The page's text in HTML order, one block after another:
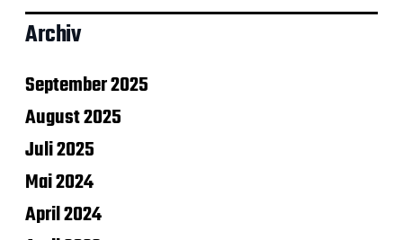
Archiv
September 2025
August 2025
Juli 2025
Mai 2024
April 2024